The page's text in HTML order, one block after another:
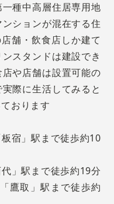
種中高層住居専用地
ションが混在する住
舗・飲食店しか建て
スタンドは建設でき
や店舗は設置可能の
際に生活してみると
おります
宿」駅まで徒歩約10
」駅まで徒歩約19分
鷹取」駅まで徒歩約